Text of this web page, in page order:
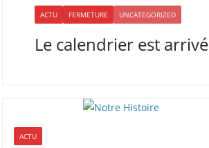
ACTU FERMETURE UNCATEGORIZED
Le calendrier est arrivé
ACTU